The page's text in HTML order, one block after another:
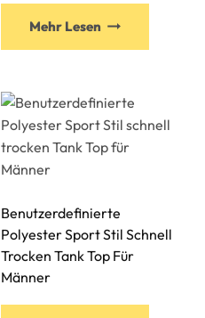
Mehr Lesen
Benutzerdefinierte
Polyester Sport Stil Schnell
Trocken Tank Top Für
Männer